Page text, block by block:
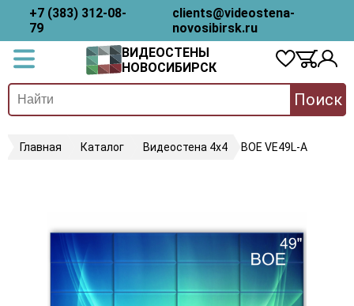
+7 (383) 312-08-
79
clients@videostena-
novosibirsk.ru
ВИДЕОСТЕНЫ
НОВОСИБИРСК
Поиск
Главная Каталог Видеостена 4х4 BOE VE49L-A